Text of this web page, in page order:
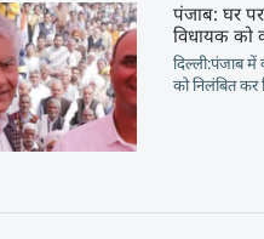
पंजाब: घर
विधायक को
दिल्ली:पंजाब
को निलंबित कर